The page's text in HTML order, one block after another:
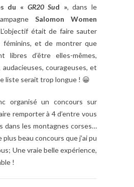
du « GR20 Sud », dans le
Salomon Women
était de faire sauter
féminins, et de montrer que
libres d’être elles-mêmes,
courageuses, et
liste serait trop longue ! 😀
organisé un concours sur
remporter à 4 d’entre vous
dans les montagnes corses…
plus beau concours que j’ai pu
Une vraie belle expérience,
!